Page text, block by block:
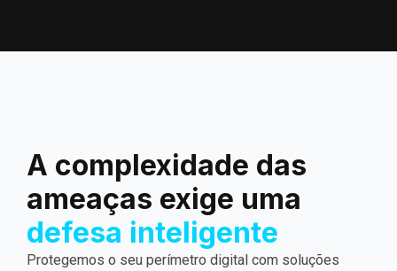
A complexidade das
ameaças exige uma
defesa inteligente
Protegemos o seu perímetro digital com soluções